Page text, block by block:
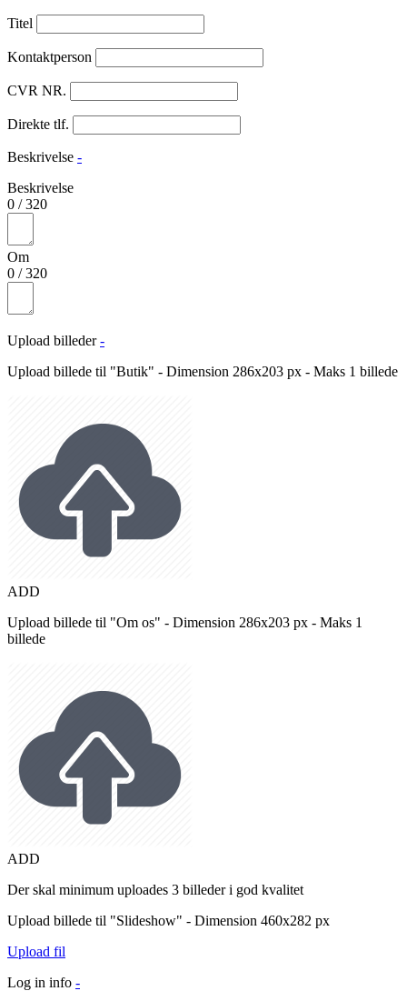
Titel
Kontaktperson
CVR NR.
Direkte tlf.
Beskrivelse -
Beskrivelse
0 /320
Om
0 /320
Upload billeder -
Upload billede til "Butik" - Dimension 286x203 px - Maks 1 billede
ADD
Upload billede til "Om os" - Dimension 286x203 px - Maks 1
billede
ADD
Der skal minimum uploades 3 billeder i god kvalitet
Upload billede til "Slideshow" - Dimension 460x282 px
Upload fil
Log in info -